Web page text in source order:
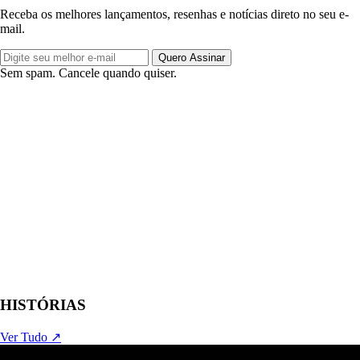
Receba os melhores lançamentos, resenhas e notícias direto no seu e-
mail.
Quero Assinar
Sem spam. Cancele quando quiser.
HISTÓRIAS
Ver Tudo ↗